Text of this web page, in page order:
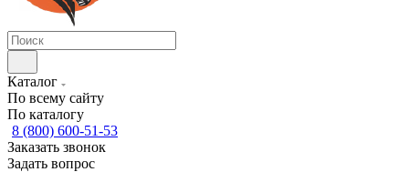
Каталог
По всему сайту
По каталогу
8 (800) 600-51-53
Заказать звонок
Задать вопрос